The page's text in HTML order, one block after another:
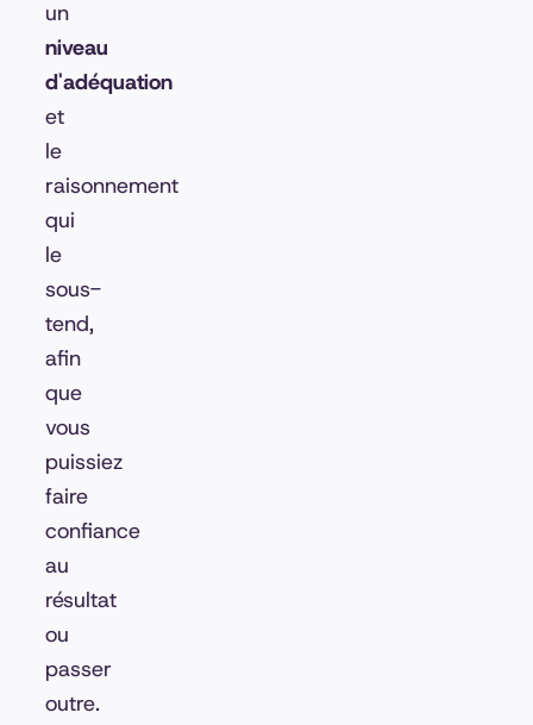
un
niveau
d'adéquation
et
le
raisonnement
qui
le
sous-
tend,
afin
que
vous
puissiez
faire
confiance
au
résultat
ou
passer
outre.